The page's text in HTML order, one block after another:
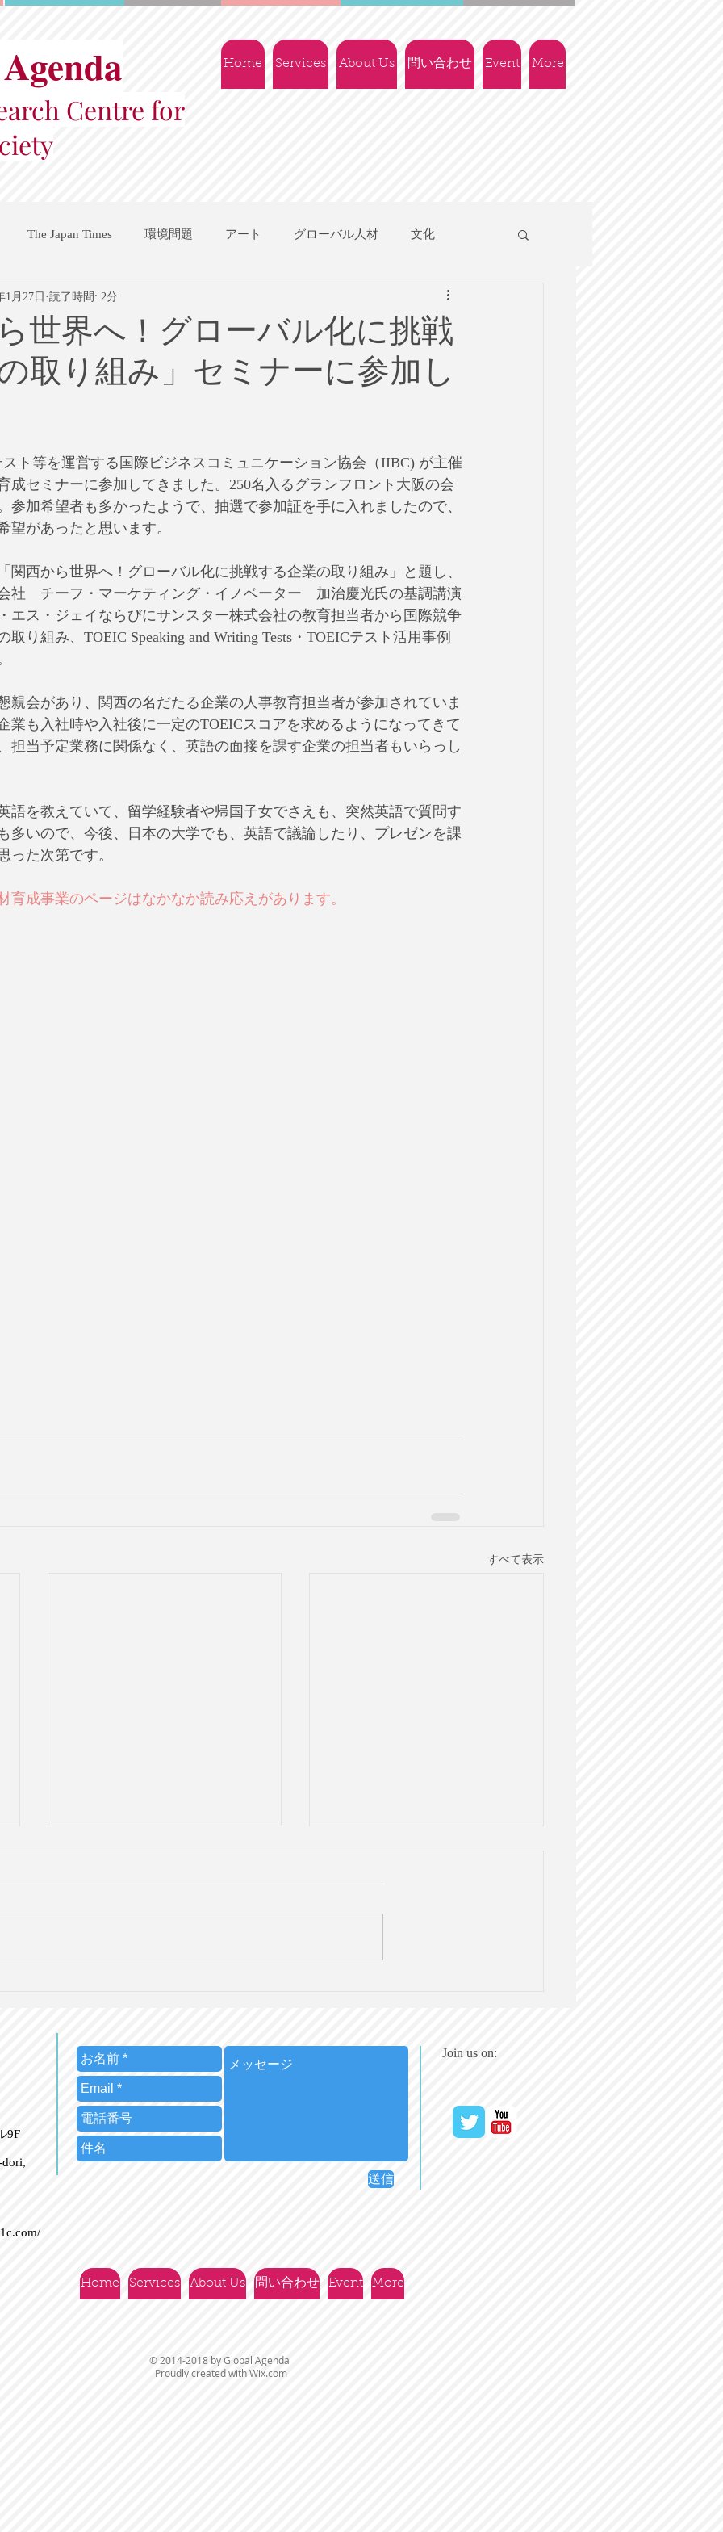
Centre for
Home Services About Us 問い合わせ Event More
The Japan Times 環境問題 アート グローバル人材 文化
国際機関 地域振興 社会政策
ビジネス リスク ブランド 新型コロナウイルス
SDGs
世界へ！グローバル化に挑戦
取り組み」セミナーに参加し
1月27日 読了時間: 2分
ト等を運営する国際ビジネスコミュニケーション協会（IIBC) が主催
成セミナーに参加してきました。250名入るグランフロント大阪の会
参加希望者も多かったようで、抽選で参加証を手に入れましたので、
望があったと思います。
西から世界へ！グローバル化に挑戦する企業の取り組み」と題し、
社　チーフ・マーケティング・イノベーター　加治慶光氏の基調講演
エス・ジェイならびにサンスター株式会社の教育担当者から国際競争
り組み、TOEIC Speaking and Writing Tests・TOEICテスト活用事例
会があり、関西の名だたる企業の人事教育担当者が参加されていま
業も入社時や入社後に一定のTOEICスコアを求めるようになってきて
担当予定業務に関係なく、英語の面接を課す企業の担当者もいらっし
を教えていて、留学経験者や帰国子女でさえも、突然英語で質問す
多いので、今後、日本の大学でも、英語で議論したり、プレゼンを課
った次第です。
育成事業のページはなかなか読み応えがあります。
すべて表示
7/26（日）20時＠オンライン
7/19（日）20時＠オンライン
9F
dori,
送信
Join us on:
Home Services About Us 問い合わせ Event More
© 2014-2018 by Global Agenda
Proudly created withWix.com